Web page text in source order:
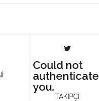
Could not
authenticate
you.
TAKİPÇİ